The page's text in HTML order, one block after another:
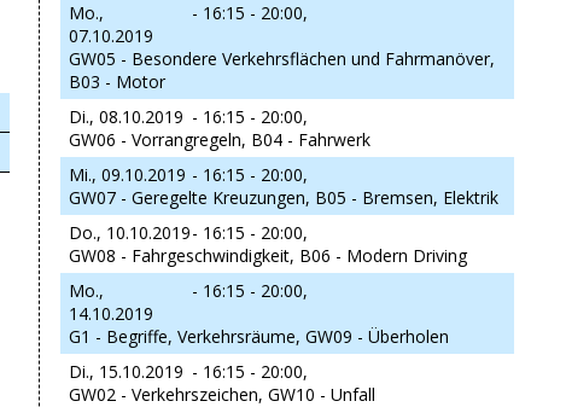
Mo.,
07.10.2019
- 16:15 - 20:00,
GW05 - Besondere Verkehrsflächen und Fahrmanöver,
B03 - Motor
Di., 08.10.2019 - 16:15 - 20:00,
GW06 - Vorrangregeln, B04 - Fahrwerk
Mi., 09.10.2019 - 16:15 - 20:00,
GW07 - Geregelte Kreuzungen, B05 - Bremsen, Elektrik
Do., 10.10.2019- 16:15 - 20:00,
GW08 - Fahrgeschwindigkeit, B06 - Modern Driving
Mo.,
14.10.2019
- 16:15 - 20:00,
G1 - Begriffe, Verkehrsräume, GW09 - Überholen
Di., 15.10.2019 - 16:15 - 20:00,
GW02 - Verkehrszeichen, GW10 - Unfall